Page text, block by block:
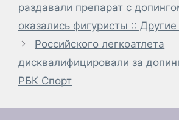
раздавали препарат с
оказались фигуристы ::
Российского легкоатлета
дисквалифицировали за
РБК Спорт